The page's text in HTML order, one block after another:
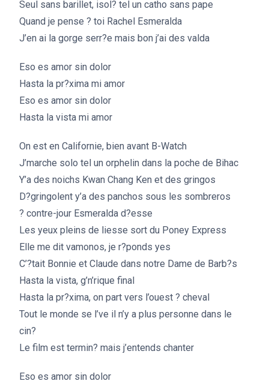
Seul sans barillet, isol? tel un catho sans pape
Quand je pense ? toi Rachel Esmeralda
J’en ai la gorge serr?e mais bon j’ai des valda
Eso es amor sin dolor
Hasta la pr?xima mi amor
Eso es amor sin dolor
Hasta la vista mi amor
On est en Californie, bien avant B-Watch
J’marche solo tel un orphelin dans la poche de Bihac
Y’a des noichs Kwan Chang Ken et des gringos
D?gringolent y’a des panchos sous les sombreros
? contre-jour Esmeralda d?esse
Les yeux pleins de liesse sort du Poney Express
Elle me dit vamonos, je r?ponds yes
C’?tait Bonnie et Claude dans notre Dame de Barb?s
Hasta la vista, g’n’rique final
Hasta la pr?xima, on part vers l’ouest ? cheval
Tout le monde se l’ve il n’y a plus personne dans le
cin?
Le film est termin? mais j’entends chanter
Eso es amor sin dolor